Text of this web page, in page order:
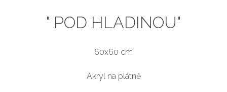
" POD HLADINOU"
60x60 cm
Akryl na plátně